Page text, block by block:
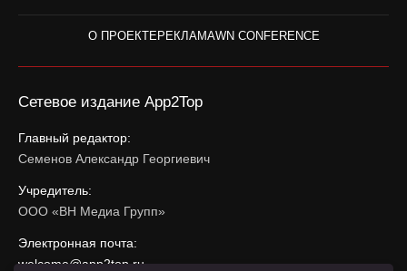
О ПРОЕКТЕРЕКЛАМАWN CONFERENCE
Сетевое издание App2Top
Главный редактор:
Семенов Александр Георгиевич
Учредитель:
ООО «ВН Медиа Групп»
Электронная почта:
welcome@app2top.ru